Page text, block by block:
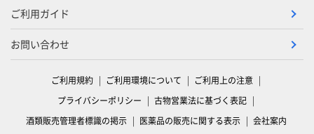
ご利用ガイド
お問い合わせ
ご利用規約 ご利用環境について
ご利用上の注意
プライバシーポリシー
古物営業法に基づく表記
酒類販売管理者標識の掲示
医薬品の販売に関する表示 会社案内